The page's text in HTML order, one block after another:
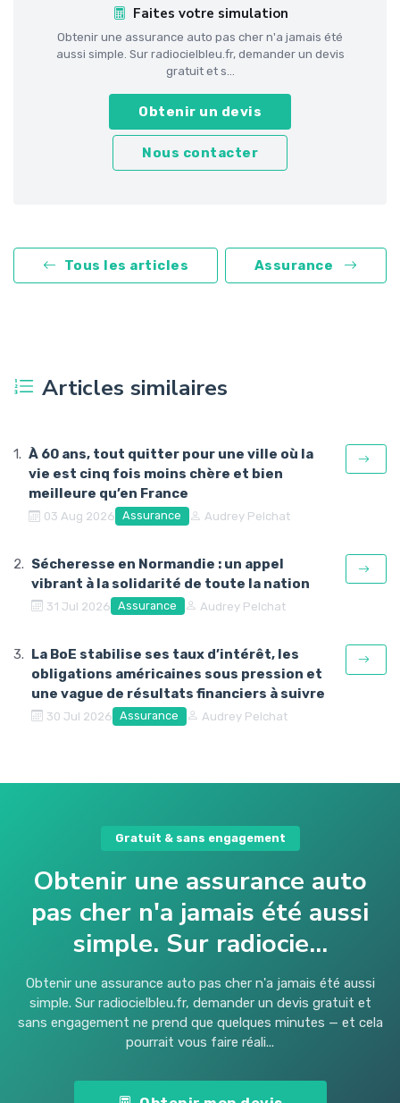
Faites votre simulation
Obtenir une assurance auto pas cher n'a jamais été
aussi simple. Sur radiocielbleu.fr, demander un devis
gratuit et s...
Obtenir un devis
Nous contacter
Tous les articles Assurance
Articles similaires
À 60 ans, tout quitter pour une ville où la
vie est cinq fois moins chère et bien
meilleure qu’en France
03 Aug 2026 Assurance Audrey Pelchat
Sécheresse en Normandie : un appel
vibrant à la solidarité de toute la nation
31 Jul 2026 Assurance Audrey Pelchat
La BoE stabilise ses taux d’intérêt, les
obligations américaines sous pression et
une vague de résultats financiers à suivre
30 Jul 2026 Assurance Audrey Pelchat
Gratuit & sans engagement
Obtenir une assurance auto
pas cher n'a jamais été aussi
simple. Sur radiocie...
Obtenir une assurance auto pas cher n'a jamais été aussi
simple. Sur radiocielbleu.fr, demander un devis gratuit et
sans engagement ne prend que quelques minutes — et cela
pourrait vous faire réali...